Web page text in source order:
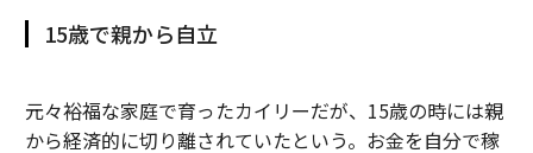
15歳で親から自立
元々裕福な家庭で育ったカイリーだが、15歳の時には親
から経済的に切り離されていたという。お金を自分で稼